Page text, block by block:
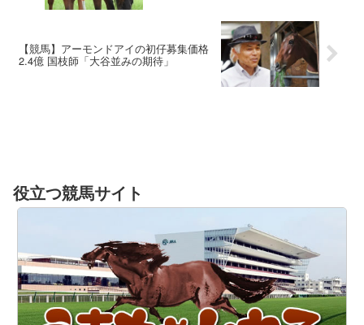
【競馬】アーモンドアイの初仔募集価格
2.4億 国枝師「大谷並みの期待」
役立つ競馬サイト